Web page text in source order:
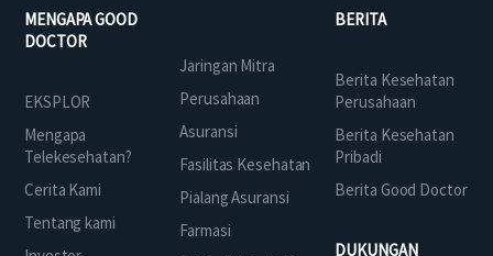
MENGAPA GOOD
DOCTOR
EKSPLOR
Mengapa
Telekesehatan?
Cerita Kami
Tentang kami
Jaringan Mitra
Perusahaan
Asuransi
Fasilitas Kesehatan
Pialang Asuransi
Farmasi
BERITA
Berita Kesehatan
Perusahaan
Berita Kesehatan
Pribadi
Berita Good Doctor
DUKUNGAN